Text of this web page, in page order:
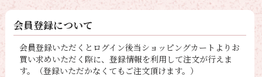
会員登録について
会員登録いただくとログイン後当ショッピングカートよりお
買い求めいただく際に、登録情報を利用して注文が行えま
す。（登録いただかなくてもご注文頂けます。）